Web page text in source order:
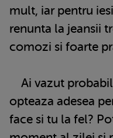
mult, iar pentru
renunta la jeansii
comozi si foarte
Ai vazut probabil
opteaza adesea
face si tu la fel?